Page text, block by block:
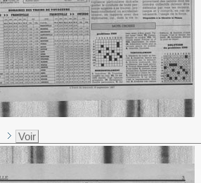
Voir